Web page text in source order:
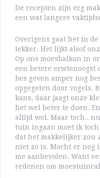
De recepten zijn erg
een wat langere
Overigens gaat het in
lekker. Het lijkt alsof
Op ons moesbalkon in
een betere erwtenoogst
bes geven amper nog
opgegeten door vogels.
kans, daar jaagt onze
het wel beter te doen.
altijd wel. Maar toch..
tuin ingaan moet ik
dat het makkelijker
niet zo is. Mocht er nog
me aanbevolen. Want
redenen om